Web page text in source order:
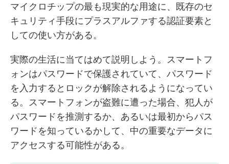
マイクロチップの最も現実的な用途に、既存のセ
キュリティ手段にプラスアルファする認証要素と
しての使い方がある。
実際の生活に当てはめて説明しよう。スマートフ
ォンはパスワードで保護されていて、パスワード
を入力するとロックが解除されるようになってい
る。スマートフォンが盗難に遭った場合、犯人が
パスワードを推測するか、あるいは最初からパス
ワードを知っているかして、中の重要なデータに
アクセスする可能性がある。